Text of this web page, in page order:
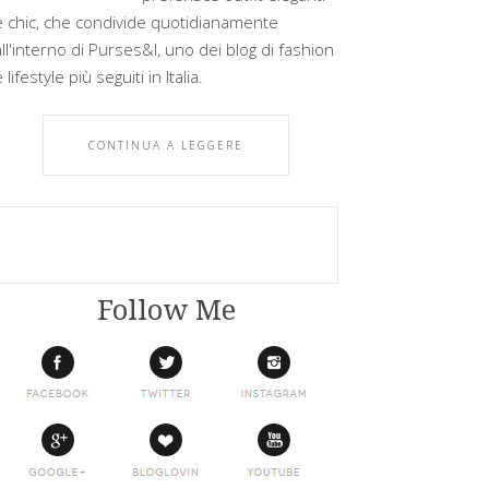
chic, che condivide quotidianamente
di Purses&I, uno dei blog di fashion
lifestyle più seguiti in Italia.
CONTINUA A LEGGERE
Follow Me